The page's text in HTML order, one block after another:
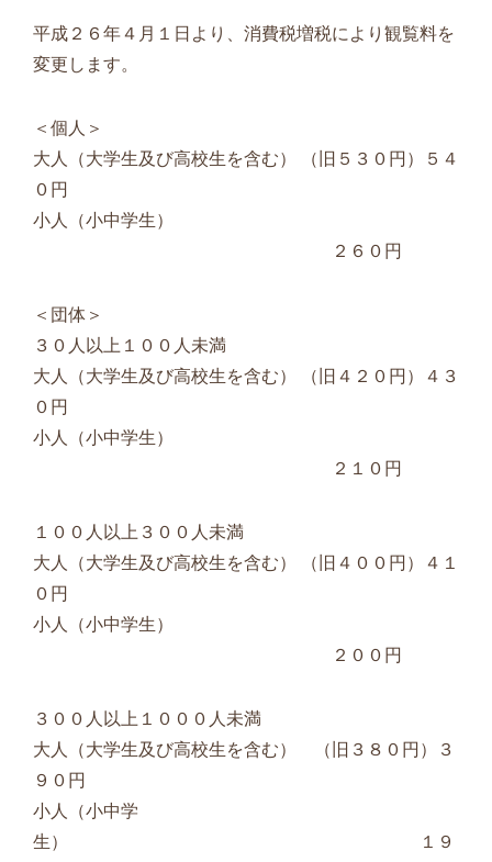
平成２６年４月１日より、消費税増税により観覧料を
変更します。
＜個人＞
大人（大学生及び高校生を含む） （旧５３０円）５４
０円
小人（小中学生）
２６０円
＜団体＞
３０人以上１００人未満
大人（大学生及び高校生を含む） （旧４２０円）４３
０円
小人（小中学生）
２１０円
１００人以上３００人未満
大人（大学生及び高校生を含む） （旧４００円）４１
０円
小人（小中学生）
２００円
３００人以上１０００人未満
大人（大学生及び高校生を含む） （旧３８０円）３
９０円
小人（小中学
生） １９